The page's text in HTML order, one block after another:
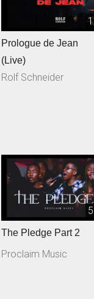
Prologue de Jean
(Live)
Rolf Schneider
The Pledge Part 2
Proclaim Music